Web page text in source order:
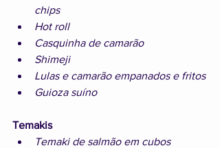
chips
Hot roll
Casquinha de camarão
Shimeji
Lulas e camarão empanados e fritos
Guioza suíno
Temakis
Temaki de salmão em cubos